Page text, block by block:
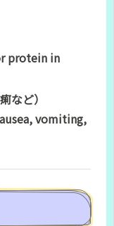
protein in
など）
vomiting,